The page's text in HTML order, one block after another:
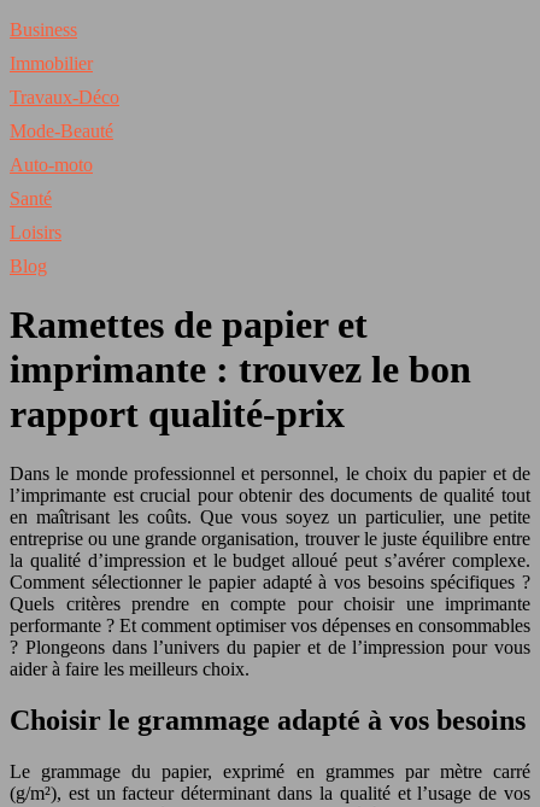
Business
Immobilier
Travaux-Déco
Mode-Beauté
Auto-moto
Santé
Loisirs
Blog
Ramettes de papier et
imprimante : trouvez le bon
rapport qualité-prix
Dans le monde professionnel et personnel, le choix du papier et de
l’imprimante est crucial pour obtenir des documents de qualité tout
en maîtrisant les coûts. Que vous soyez un particulier, une petite
entreprise ou une grande organisation, trouver le juste équilibre entre
la qualité d’impression et le budget alloué peut s’avérer complexe.
Comment sélectionner le papier adapté à vos besoins spécifiques ?
Quels critères prendre en compte pour choisir une imprimante
performante ? Et comment optimiser vos dépenses en consommables
? Plongeons dans l’univers du papier et de l’impression pour vous
aider à faire les meilleurs choix.
Choisir le grammage adapté à vos besoins
Le grammage du papier, exprimé en grammes par mètre carré
(g/m²), est un facteur déterminant dans la qualité et l’usage de vos